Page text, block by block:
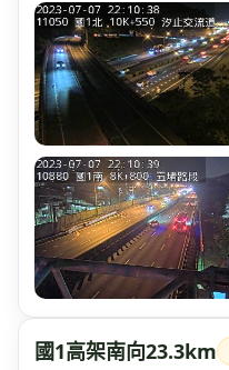
國1高架南向23.3km